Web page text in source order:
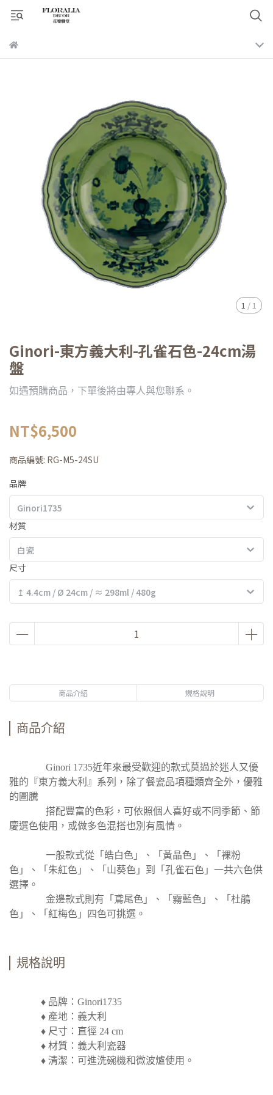
1 / 1
Ginori-東方義大利-孔雀石色-24cm湯
盤
如遇預購商品，下單後將由專人與您聯系。
NT$6,500
商品編號: RG-M5-24SU
品牌
Ginori1735
材質
白瓷
尺寸
↥ 4.4cm / Ø 24cm / ≈ 298ml / 480g
商品介紹 規格說明
商品介紹
Ginori 1735近年來最受歡迎的款式莫過於迷人又優
雅的『東方義大利』系列，除了餐瓷品項種類齊全外，優雅
的圖騰
搭配豐富的色彩，可依照個人喜好或不同季節、節
慶選色使用，或做多色混搭也別有風情。
一般款式從「皓白色」、「黃晶色」、「裸粉
色」、「朱紅色」、「山葵色」到「孔雀石色」一共六色供
選擇。
金邊款式則有「鳶尾色」、「霧藍色」、「杜鵑
色」、「紅梅色」四色可挑選。
規格說明
♦ 品牌：Ginori1735
♦ 產地：義大利
♦ 尺寸：直徑 24 cm
♦ 材質：義大利瓷器
♦ 清潔：可進洗碗機和微波爐使用。